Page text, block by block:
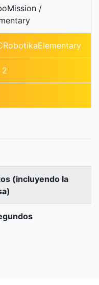
/
2
(incluyendo la